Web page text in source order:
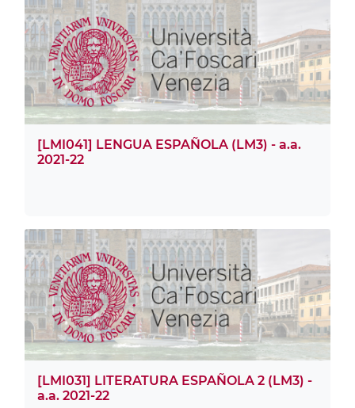
[LMI041] LENGUA ESPAÑOLA (LM3) - a.a.
2021-22
[LMI031] LITERATURA ESPAÑOLA 2 (LM3) -
a.a. 2021-22